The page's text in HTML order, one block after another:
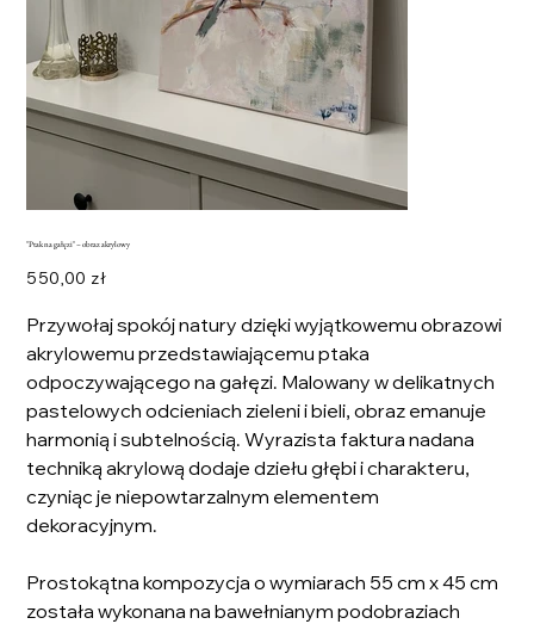
"Ptak na gałęzi" – obraz akrylowy
550,00 zł
Przywołaj spokój natury dzięki wyjątkowemu obrazowi
akrylowemu przedstawiającemu ptaka
odpoczywającego na gałęzi. Malowany w delikatnych
pastelowych odcieniach zieleni i bieli, obraz emanuje
harmonią i subtelnością. Wyrazista faktura nadana
techniką akrylową dodaje dziełu głębi i charakteru,
czyniąc je niepowtarzalnym elementem
dekoracyjnym.
Prostokątna kompozycja o wymiarach 55 cm x 45 cm
została wykonana na bawełnianym podobraziach